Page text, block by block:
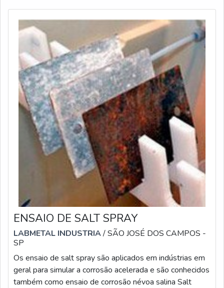
ENSAIO DE SALT SPRAY
LABMETAL INDUSTRIA/ SÃO JOSÉ DOS CAMPOS -
SP
Os ensaio de salt spray são aplicados em indústrias em
geral para simular a corrosão acelerada e são conhecidos
também como ensaio de corrosão névoa salina Salt